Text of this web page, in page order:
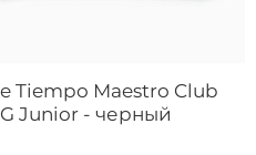
Tiempo Maestro Club
Junior - черный